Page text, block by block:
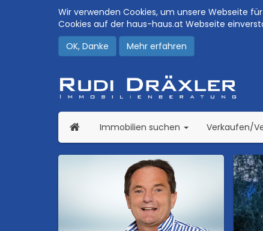
Wir verwenden Cookies, um unsere Webseite
Cookies auf der haus-haus.at Webseite
OK, Danke
Mehr erfahren
Immobilien suchen (current)Verkaufen/